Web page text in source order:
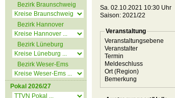
Bezirk Braunschweig
Bezirk Hannover
Bezirk Lüneburg
Bezirk Weser-Ems
Pokal 2026/27
Sa. 02.10.2021 10:30 Uhr
Saison: 2021/22
Veranstaltung
Veranstaltungsebene
Veranstalter
Termin
Meldeschluss
Ort (Region)
Bemerkung